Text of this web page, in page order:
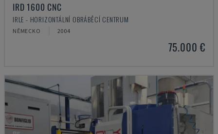
IRD 1600 CNC
IRLE - HORIZONTÁLNÍ OBRÁBĚCÍ CENTRUM
NĚMECKO 2004
75.000 €